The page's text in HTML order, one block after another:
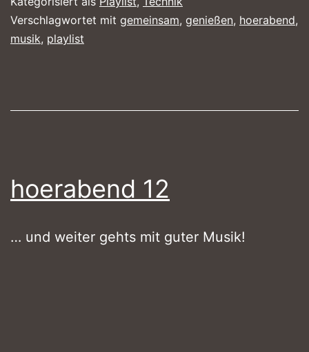
Verschlagwortet mit gemeinsam, genießen, hoerabend,
musik, playlist
hoerabend 12
… und weiter gehts mit guter Musik!